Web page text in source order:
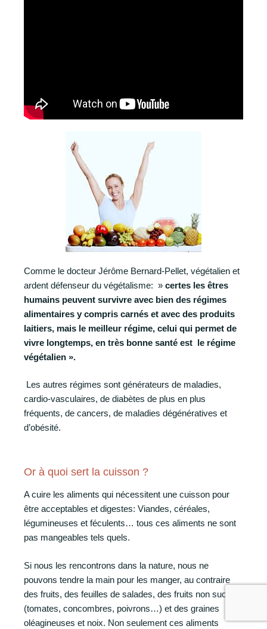
Comme le docteur Jérôme Bernard-Pellet, végétalien et
ardent défenseur du végétalisme: » certes les êtres
humains peuvent survivre avec bien des régimes
alimentaires y compris carnés et avec des produits
laitiers, mais le meilleur régime, celui qui permet de
vivre longtemps, en très bonne santé est le régime
végétalien ».
Les autres régimes sont générateurs de maladies,
cardio-vasculaires, de diabètes de plus en plus
fréquents, de cancers, de maladies dégénératives et
d’obésité.
Or à quoi sert la cuisson ?
A cuire les aliments qui nécessitent une cuisson pour
être acceptables et digestes: Viandes, céréales,
légumineuses et féculents… tous ces aliments ne sont
pas mangeables tels quels.
Si nous les rencontrons dans la nature, nous ne
pouvons tendre la main pour les manger, au contraire
des fruits, des feuilles de salades, des fruits non sucrés
(tomates, concombres, poivrons…) et des graines
oléagineuses et noix. Non seulement ces aliments